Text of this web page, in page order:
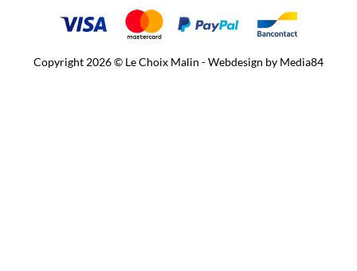
Copyright 2026 © Le Choix Malin - Webdesign by Media84